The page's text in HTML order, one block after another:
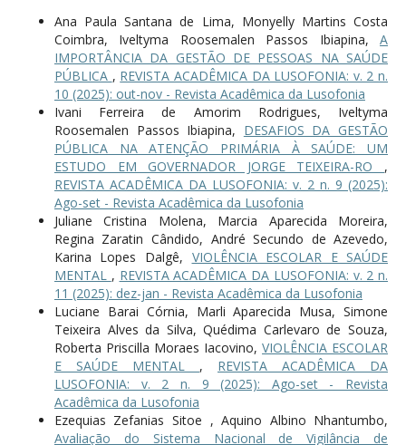
Ana Paula Santana de Lima, Monyelly Martins Costa
Coimbra, Iveltyma Roosemalen Passos Ibiapina,A
IMPORTÂNCIA DA GESTÃO DE PESSOAS NA SAÚDE
PÚBLICA , REVISTA ACADÊMICA DA LUSOFONIA: v. 2 n.
10 (2025): out-nov - Revista Acadêmica da Lusofonia
Ivani Ferreira de Amorim Rodrigues, Iveltyma
Roosemalen Passos Ibiapina, DESAFIOS DA GESTÃO
PÚBLICA NA ATENÇÃO PRIMÁRIA À SAÚDE: UM
ESTUDO EM GOVERNADOR JORGE TEIXEIRA-RO ,
REVISTA ACADÊMICA DA LUSOFONIA: v. 2 n. 9 (2025):
Ago-set - Revista Acadêmica da Lusofonia
Juliane Cristina Molena, Marcia Aparecida Moreira,
Regina Zaratin Cândido, André Secundo de Azevedo,
Karina Lopes Dalgê, VIOLÊNCIA ESCOLAR E SAÚDE
MENTAL , REVISTA ACADÊMICA DA LUSOFONIA: v. 2 n.
11 (2025): dez-jan - Revista Acadêmica da Lusofonia
Luciane Barai Córnia, Marli Aparecida Musa, Simone
Teixeira Alves da Silva, Quédima Carlevaro de Souza,
Roberta Priscilla Moraes Iacovino,VIOLÊNCIA ESCOLAR
E SAÚDE MENTAL , REVISTA ACADÊMICA DA
LUSOFONIA: v. 2 n. 9 (2025): Ago-set - Revista
Acadêmica da Lusofonia
Ezequias Zefanias Sitoe , Aquino Albino Nhantumbo,
Avaliação do Sistema Nacional de Vigilância de